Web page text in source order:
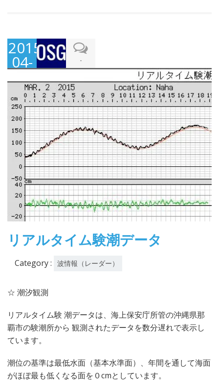
2015-
04-
06
-
リアルタイム験潮データ
Category : 波情報（レーダー）
☆ 潮汐観測
リアルタイム験 潮データは、海上保安庁所管の沖縄県那
覇市の験潮所から 観測されたデータを数分遅れで表示し
ています。
潮位の基準は最低水面（基本水準面）、年間を通して海面
がほぼ最も低くなる面を０cmとしています。